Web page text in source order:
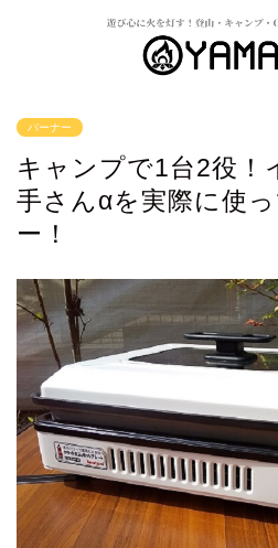
バーナー
キャンプで1台2役！
手さんαを実際に使
ー！